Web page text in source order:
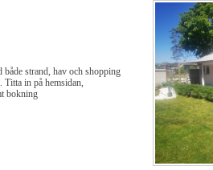
strand, hav och shopping
in på hemsidan,
bokning